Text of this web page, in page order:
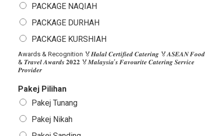
PACKAGE NAQIAH
PACKAGE DURHAH
PACKAGE KURSHIAH
Awards & Recognition 🏅𝑯𝒂𝒍𝒂𝒍 𝑪𝒆𝒓𝒕𝒊𝒇𝒊𝒆𝒅 𝑪𝒂𝒕𝒆𝒓𝒊𝒏𝒈 🏅𝑨𝑺𝑬𝑨𝑵 𝑭𝒐𝒐𝒅
& 𝑻𝒓𝒂𝒗𝒆𝒍 𝑨𝒘𝒂𝒓𝒅𝒔 𝟐𝟎𝟐𝟐 🏅𝑴𝒂𝒍𝒂𝒚𝒔𝒊𝒂’𝒔 𝑭𝒂𝒗𝒐𝒖𝒓𝒊𝒕𝒆 𝑪𝒂𝒕𝒆𝒓𝒊𝒏𝒈 𝑺𝒆𝒓𝒗𝒊𝒄𝒆
𝑷𝒓𝒐𝒗𝒊𝒅𝒆𝒓
Pakej Pilihan
Pakej Tunang
Pakej Nikah